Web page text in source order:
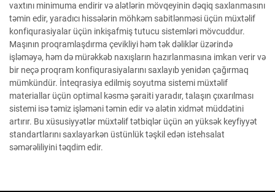
vaxtını minimuma endirir və alətlərin mövqeyinin dəqiq saxlanmasını
təmin edir, yaradıcı hissələrin möhkəm sabitlənməsi üçün müxtəlif
konfiqurasiyalar üçün inkişafmiş tutucu sistemləri mövcuddur.
Maşının proqramlaşdırma çevikliyi həm tək dəliklər üzərində
işləməyə, həm də mürəkkəb naxışların hazırlanmasına imkan verir və
bir neçə proqram konfiqurasiyalarını saxlayıb yenidən çağırmaq
mümkündür. İnteqrasiya edilmiş soyutma sistemi müxtəlif
materiallar üçün optimal kəsmə şəraiti yaradır, talaşın çıxarılması
sistemi isə təmiz işləməni təmin edir və alətin xidmət müddətini
artırır. Bu xüsusiyyətlər müxtəlif tətbiqlər üçün ən yüksək keyfiyyət
standartlarını saxlayarkən üstünlük təşkil edən istehsalat
səmərəliliyini təqdim edir.